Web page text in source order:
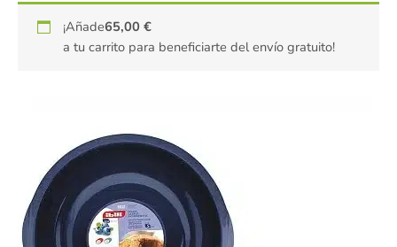
¡Añade65,00€
a tu carrito para beneficiarte del envío gratuito!
Molde
silicona
Savarin